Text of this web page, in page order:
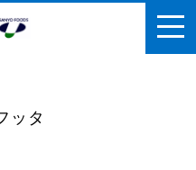
ッタ